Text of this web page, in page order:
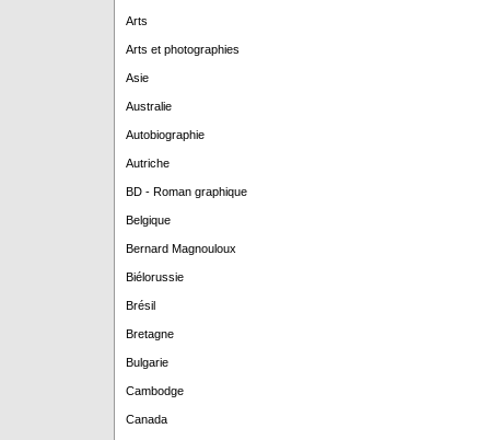
Arts
Arts et photographies
Asie
Australie
Autobiographie
Autriche
BD - Roman graphique
Belgique
Bernard Magnouloux
Biélorussie
Brésil
Bretagne
Bulgarie
Cambodge
Canada